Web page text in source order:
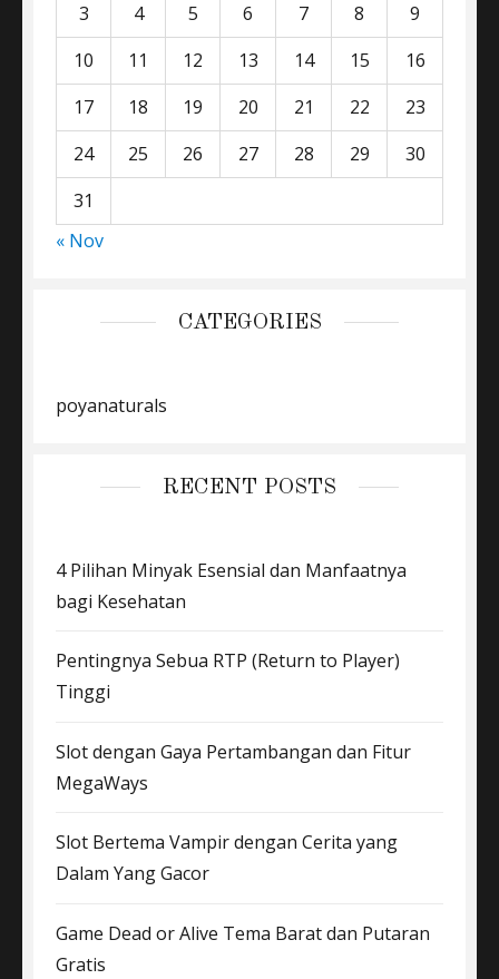
3
4 5 6 7 8
9
10
11 12 13 14 15
16
17
18 19 20 21 22
23
24
25 26 27 28 29
30
31
« Nov
CATEGORIES
poyanaturals
RECENT POSTS
4 Pilihan Minyak Esensial dan Manfaatnya
bagi Kesehatan
Pentingnya Sebua RTP (Return to Player)
Tinggi
Slot dengan Gaya Pertambangan dan Fitur
MegaWays
Slot Bertema Vampir dengan Cerita yang
Dalam Yang Gacor
Game Dead or Alive Tema Barat dan Putaran
Gratis